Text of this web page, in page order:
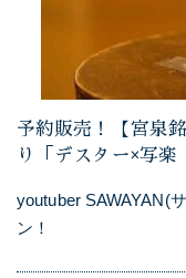
予約販売！【宮泉
り「デスター×写
youtuber SAWAYAN(
ン！